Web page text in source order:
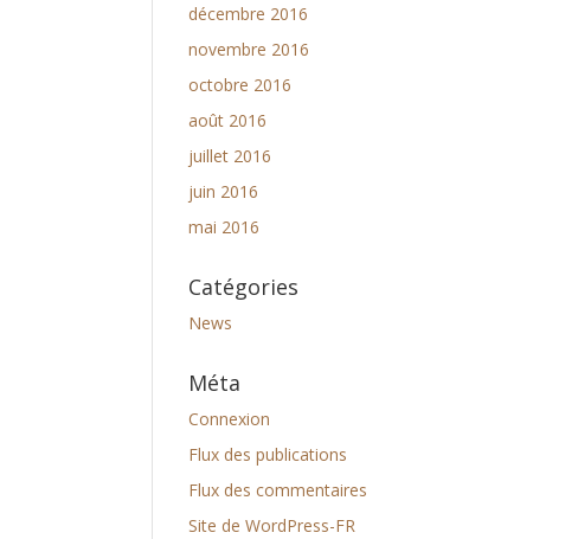
décembre 2016
novembre 2016
octobre 2016
août 2016
juillet 2016
juin 2016
mai 2016
Catégories
News
Méta
Connexion
Flux des publications
Flux des commentaires
Site de WordPress-FR